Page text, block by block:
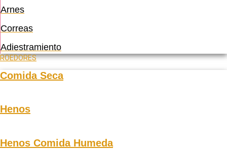
Arnes
Correas
Adiestramiento
ROEDORES
Comida Seca
Henos
Henos Comida Humeda